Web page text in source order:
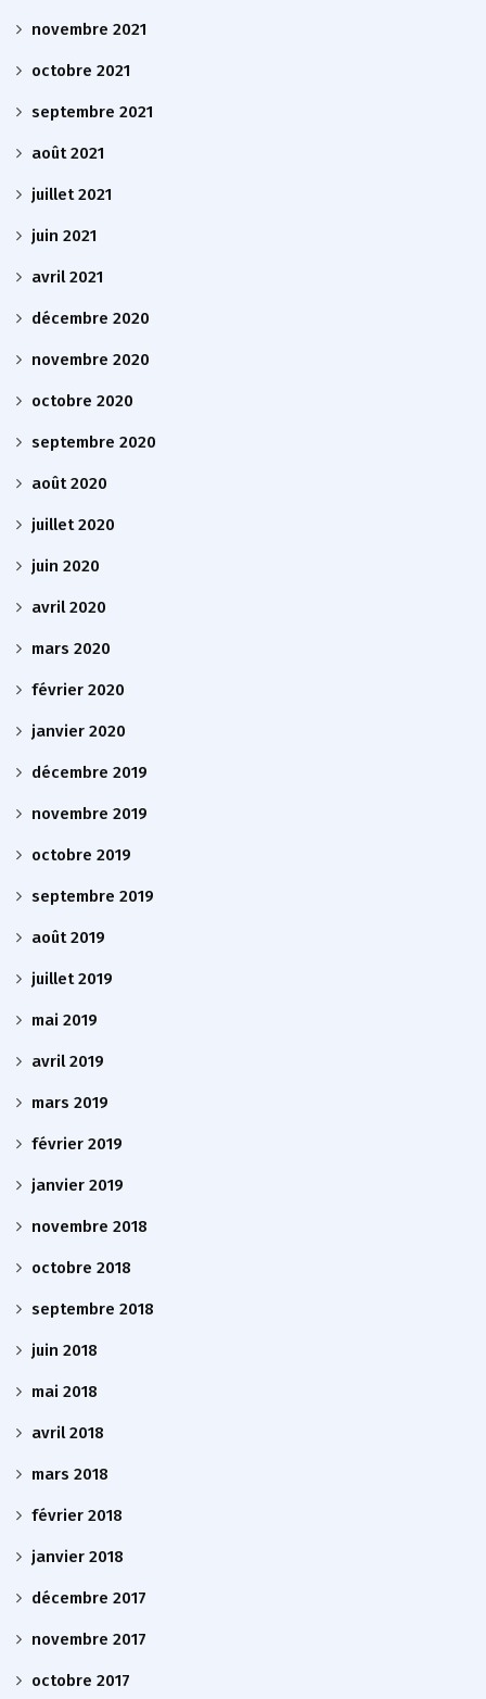
novembre 2021
octobre 2021
septembre 2021
août 2021
juillet 2021
juin 2021
avril 2021
décembre 2020
novembre 2020
octobre 2020
septembre 2020
août 2020
juillet 2020
juin 2020
avril 2020
mars 2020
février 2020
janvier 2020
décembre 2019
novembre 2019
octobre 2019
septembre 2019
août 2019
juillet 2019
mai 2019
avril 2019
mars 2019
février 2019
janvier 2019
novembre 2018
octobre 2018
septembre 2018
juin 2018
mai 2018
avril 2018
mars 2018
février 2018
janvier 2018
décembre 2017
novembre 2017
octobre 2017